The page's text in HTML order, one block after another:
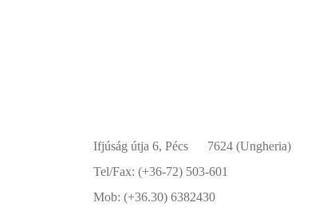
Ifjúság útja 6, Pécs 7624 (Ungheria)
Tel/Fax: (+36-72) 503-601
Mob: (+36.30) 6382430